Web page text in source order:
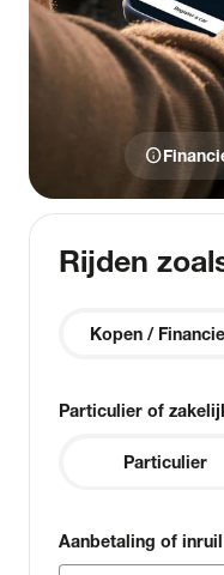
info
Rijden
Kopen /
Particulier of
Particulier
Aanbetaling of inruil